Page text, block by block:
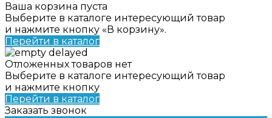
Ваша корзина пуста
Выберите в каталоге интересующий товар
и нажмите кнопку «В корзину».
Перейти в каталог
Отложенных товаров нет
Выберите в каталоге интересующий товар
и нажмите кнопку
Перейти в каталог
Заказать звонок